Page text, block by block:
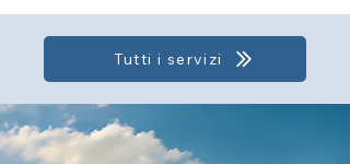
Tutti i servizi